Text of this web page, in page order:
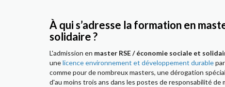
À qui s’adresse la formation en
solidaire ?
L'admission en master RSE / économie sociale et
unelicence environnement et développement durable
comme pour de nombreux masters, une dérogation
d'au moins trois ans dans les postes de responsabilité de